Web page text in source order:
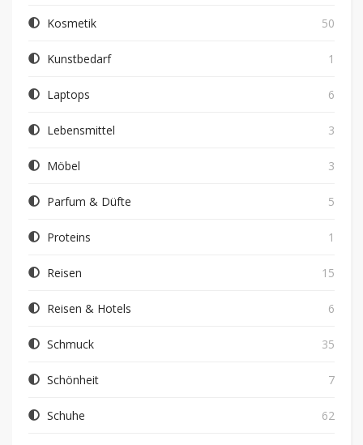
Kosmetik 50
Kunstbedarf 1
Laptops 6
Lebensmittel 3
Möbel 3
Parfum & Düfte 5
Proteins 1
Reisen 15
Reisen & Hotels 6
Schmuck 35
Schönheit 7
Schuhe 62